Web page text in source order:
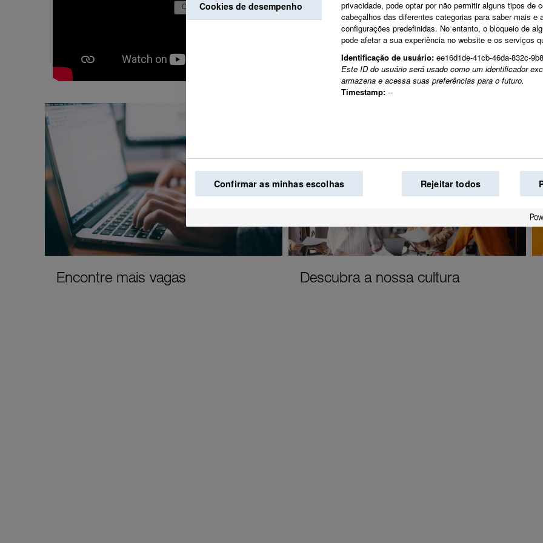
Juntos criamos a
mundo.
Encontre mais vagas Descubra a nossa cultura
Cookies de desempenho
privacidade, pode optar por não permitir alguns tipos de
cabeçalhos das diferentes categorias para saber mais e
configurações predefinidas. No entanto, o bloqueio de
pode afetar a sua experiência no website e os serviços
Identificação de usuário: ee16d1de-41cb-46da-832c-
Este ID do usuário será usado como um identificador
armazena e acessa suas preferências para o futuro.
Timestamp: --
Confirmar as minhas escolhas Rejeitar todos